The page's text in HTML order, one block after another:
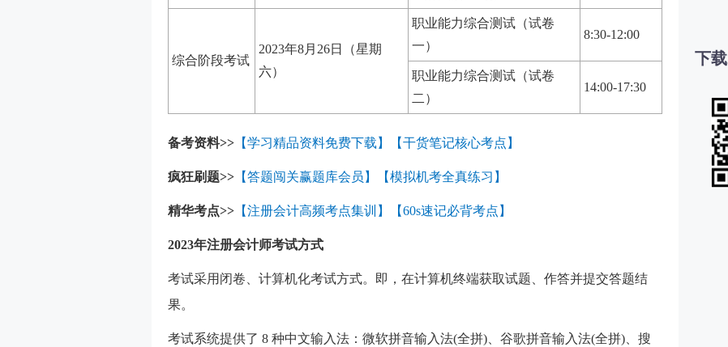
综合阶段考试
2023年8月26日（星期
六）
职业能力综合测试（试卷
一）
8:30-12:00
职业能力综合测试（试卷
二）
14:00-17:30
备考资料>> 【学习精品资料免费下载 】【干货笔记核心考点 】
疯狂刷题>> 【答题闯关赢题库会员 】【模拟机考全真练习 】
精华考点>> 【注册会计高频考点集训 】【60s速记必背考点 】
2023年注册会计师考试方式
考试采用闭卷、计算机化考试方式。即，在计算机终端获取试题、作答并提交答题结
果。
考试系统提供了 8 种中文输入法：微软拼音输入法(全拼)、谷歌拼音输入法(全拼)、搜
下